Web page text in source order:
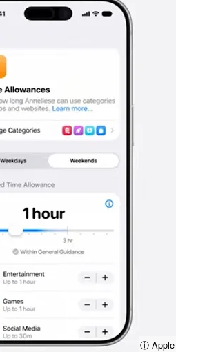
ⓘ Apple